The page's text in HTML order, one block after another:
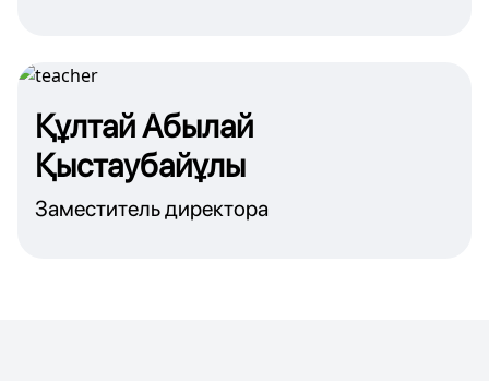
Құлтай Абылай
Қыстаубайұлы
Заместитель директора